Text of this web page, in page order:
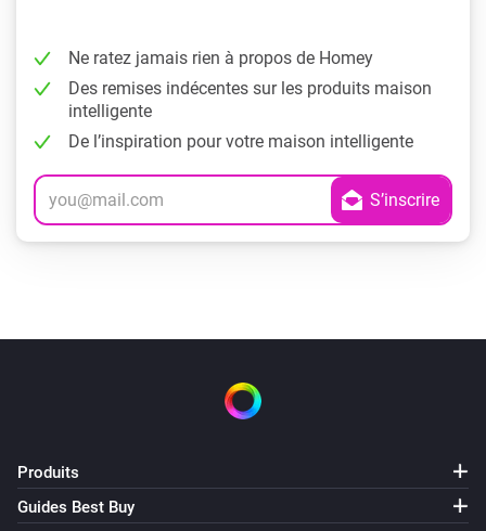
Ne ratez jamais rien à propos de Homey
Des remises indécentes sur les produits maison
intelligente
De l’inspiration pour votre maison intelligente
Produits
Guides Best Buy